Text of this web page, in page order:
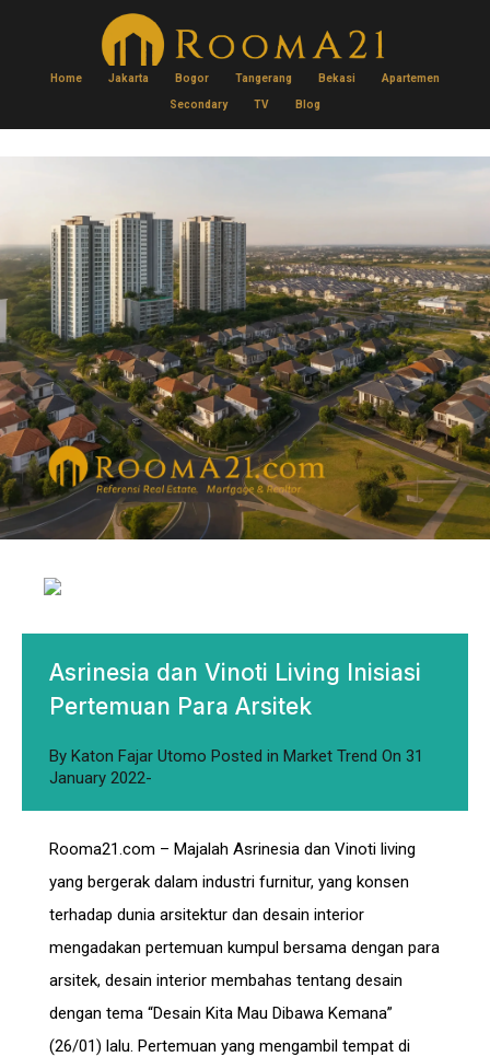
Home Jakarta Bogor Tangerang Bekasi Apartemen
Secondary TV Blog
Asrinesia dan Vinoti Living Inisiasi
Pertemuan Para Arsitek
By Katon Fajar Utomo Posted in Market Trend On 31
January 2022
Rooma21.com – Majalah Asrinesia dan Vinoti living
yang bergerak dalam industri furnitur, yang konsen
terhadap dunia arsitektur dan desain interior
mengadakan pertemuan kumpul bersama dengan para
arsitek, desain interior membahas tentang desain
dengan tema “Desain Kita Mau Dibawa Kemana”
(26/01) lalu. Pertemuan yang mengambil tempat di